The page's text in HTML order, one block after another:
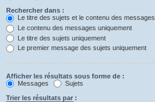
Rechercher dans :
Le titre des sujets et le contenu des messages
Le contenu des messages uniquement
Le titre des sujets uniquement
Le premier message des sujets uniquement
Afficher les résultats sous forme de :
Messages
Sujets
Trier les résultats par :